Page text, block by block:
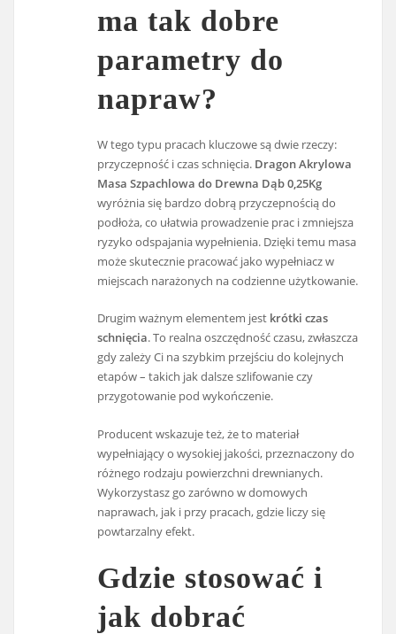
ma tak dobre
parametry do
napraw?
W tego typu pracach kluczowe są dwie rzeczy:
przyczepność i czas schnięcia. Dragon Akrylowa
Masa Szpachlowa do Drewna Dąb 0,25Kg
wyróżnia się bardzo dobrą przyczepnością do
podłoża, co ułatwia prowadzenie prac i zmniejsza
ryzyko odspajania wypełnienia. Dzięki temu masa
może skutecznie pracować jako wypełniacz w
miejscach narażonych na codzienne użytkowanie.
Drugim ważnym elementem jest krótki czas
schnięcia. To realna oszczędność czasu, zwłaszcza
gdy zależy Ci na szybkim przejściu do kolejnych
etapów – takich jak dalsze szlifowanie czy
przygotowanie pod wykończenie.
Producent wskazuje też, że to materiał
wypełniający o wysokiej jakości, przeznaczony do
różnego rodzaju powierzchni drewnianych.
Wykorzystasz go zarówno w domowych
naprawach, jak i przy pracach, gdzie liczy się
powtarzalny efekt.
Gdzie stosować i
jak dobrać